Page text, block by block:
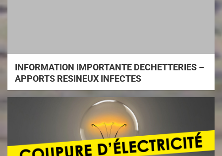
INFORMATION IMPORTANTE DECHETTERIES –
APPORTS RESINEUX INFECTES